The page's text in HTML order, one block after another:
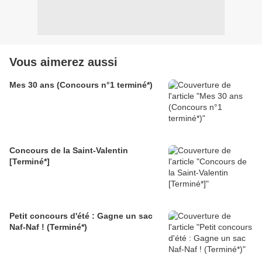
Vous aimerez aussi
Mes 30 ans (Concours n°1 terminé*)
Concours de la Saint-Valentin
[Terminé*]
Petit concours d'été : Gagne un sac
Naf-Naf ! (Terminé*)